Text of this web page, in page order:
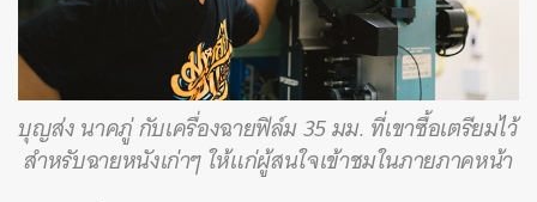
บุญส่ง นาคภู่ กับเครื่องฉายฟิล์ม 35 มม. ที่เขาซื้อเตรียมไว้
สำหรับฉายหนังเก่าๆ ให้แก่ผู้สนใจเข้าชมในภายภาคหน้า